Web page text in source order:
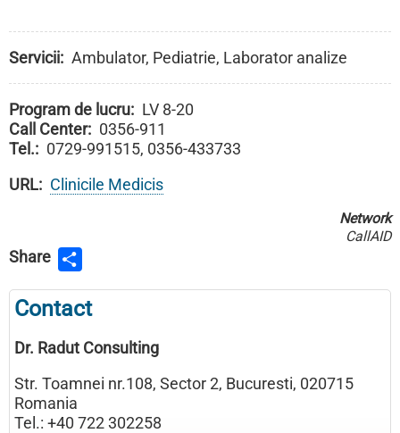
Servicii Ambulator, Pediatrie, Laborator analize
Program de lucru
LV 8-20
Call Center
0356-911
Tel.
0729-991515, 0356-433733
URL
Clinicile Medicis
Network
CallAID
Contact
Dr. Radut Consulting
Str. Toamnei nr.108, Sector 2, Bucuresti, 020715
Romania
Tel.: +40 722 302258